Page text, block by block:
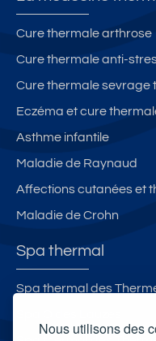
Nous utilisons des
Cure thermale arthrose
Cure thermale anti-
Cure thermale sevrage
Eczéma et cure
Asthme infantile
Maladie de Raynaud
Affections cutanées et
Maladie de Crohn
Spa thermal
Spa thermal des